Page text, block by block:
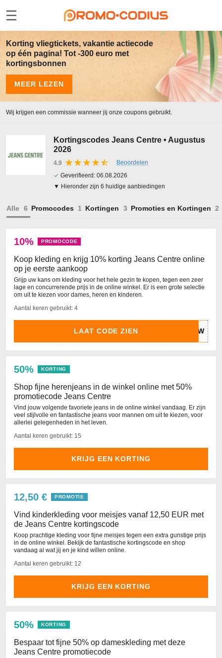
Korting vliegtickets, vakantie actiecode
op één pagina! Tot -300 euro met
kortingsbonnen
MEER LEZEN
Wij krijgen een commissie wanneer jij onze coupons gebruikt.
Kortingscodes Jeans Centre • Augustus
2026
4.9
Beoordelen
✓ Geverifieerd: 06.08.2026
▼ Hieronder zijn 6 huidige aanbiedingen
Alle Promocodes Kortingen Promoties en Kortingen
10% PROMOCODE
Koop kleding en krijg 10% korting Jeans Centre online
op je eerste aankoop
Grijp uw kans om kleding voor het hele gezin te kopen, tegen een zeer
lage en concurrerende prijs in de online winkel. Er is een grote selectie
om uit te kiezen voor dames, heren en kinderen.
Aantal keren gebruikt: 4
LAAT CODE ZIEN
50% KORTING
Shop fijne herenjeans in de winkel online met 50%
promotiecode Jeans Centre
Vind jouw volgende favoriete jeans in de online winkel vandaag. Er zijn
veel stijlvolle en fantastische jeans voor mannen om uit te kiezen, voor
allerlei gelegenheden in het leven.
Aantal keren gebruikt: 15
KRIJG EEN KORTING
12,50 € PROMOTIE
Vind kinderkleding voor meisjes vanaf 12,50 EUR met
de Jeans Centre kortingscode
Koop prachtige kleding voor fijne meisjes tegen een extra gunstige prijs
in de online winkel. Bekijk de fantastische kortingscode en shop
vandaag al wat jij en je kind willen online.
Aantal keren gebruikt: 12
KRIJG EEN KORTING
50% KORTING
Bespaar tot fijne 50% op dameskleding met deze
Jeans Centre promotiecode